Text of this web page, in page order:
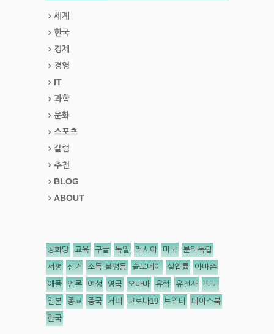
세계
한국
경제
경영
IT
과학
문화
스포츠
칼럼
추천
BLOG
ABOUT
공화당 교육 구글 독일 러시아 미국 분리독립
서평 선거 소득 불평등 슬로데이 실업률 아마존
애플 언론 여성 영국 오바마 유럽 유전자 인도
일본 종교 중국 커피 코로나19 트위터 페이스북
한국